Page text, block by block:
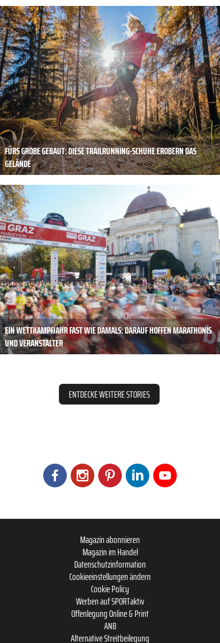
FÜRS GROBE GEBAUT: DIESE TRAILRUNNING-SCHUHE EROBERN DAS
GELÄNDE
EIN WETTKAMPFJAHR FAST WIE DAMALS: DARAUF HOFFEN MARATHONIS
UND VERANSTALTER
ENTDECKE WEITERE STORIES
Magazin abonnieren
Magazin im Handel
Datenschutzinformation
Cookieeinstellungen ändern
Cookie Policy
Werben auf SPORTaktiv
Offenlegung Online & Print
ANB
Alternative Streitbeilegung